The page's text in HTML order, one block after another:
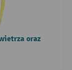
oraz